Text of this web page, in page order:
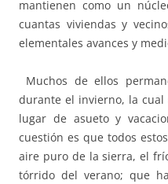
mantienen como un
cuantas viviendas y
elementales avances y
Muchos de ellos
durante el invierno, la cual
lugar de asueto y
cuestión es que todos
aire puro de la sierra, el
tórrido del verano; que